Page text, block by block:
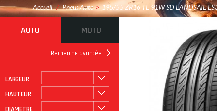
Accueil / Pneus Auto > 195/55 ZR16 TL 91W SD LANDSAIL
AUTO MOTO
Recherche avancée
LARGEUR
HAUTEUR
DIAMÈTRE
ROULAGE À PLAT